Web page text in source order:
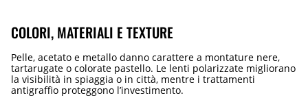
COLORI, MATERIALI E TEXTURE
Pelle, acetato e metallo danno carattere a montature nere,
tartarugate o colorate pastello. Le lenti polarizzate migliorano
la visibilità in spiaggia o in città, mentre i trattamenti
antigraffio proteggono l’investimento.